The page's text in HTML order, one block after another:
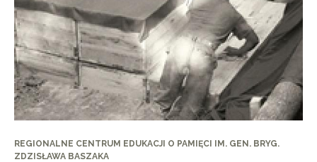
REGIONALNE CENTRUM EDUKACJI O PAMIĘCI IM. GEN. BRYG.
ZDZISŁAWA BASZAKA